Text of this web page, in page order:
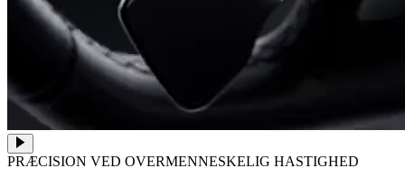
PRÆCISION VED OVERMENNESKELIG HASTIGHED